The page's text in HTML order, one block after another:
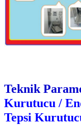
Teknik
Kurutucu /
Tepsi